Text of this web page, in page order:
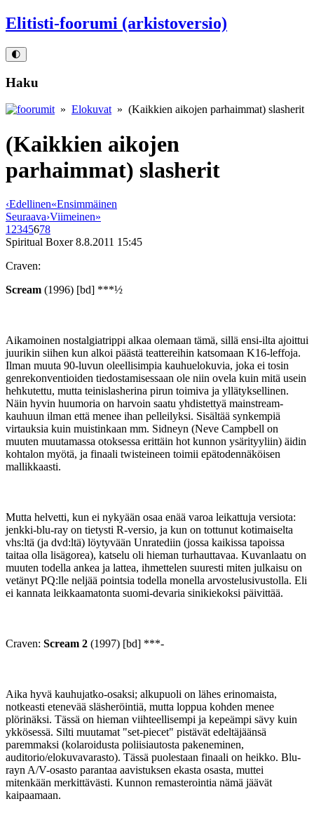
Elitisti-foorumi (arkistoversio)
🌓
Haku
» Elokuvat » (Kaikkien aikojen parhaimmat) slasherit
(Kaikkien aikojen
parhaimmat) slasherit
‹Edellinen«Ensimmäinen
Seuraava›Viimeinen»
1 2345678
Spiritual Boxer 8.8.2011 15:45
Craven:
Scream (1996) [bd] ***½
Aikamoinen nostalgiatrippi alkaa olemaan tämä, sillä ensi-ilta ajoittui
juurikin siihen kun alkoi päästä teattereihin katsomaan K16-leffoja.
Ilman muuta 90-luvun oleellisimpia kauhuelokuvia, joka ei tosin
genrekonventioiden tiedostamisessaan ole niin ovela kuin mitä usein
hehkutettu, mutta teinislasherina pirun toimiva ja yllätyksellinen.
Näin hyvin huumoria on harvoin saatu yhdistettyä mainstream-
kauhuun ilman että menee ihan pelleilyksi. Sisältää synkempiä
virtauksia kuin muistinkaan mm. Sidneyn (Neve Campbell on
muuten muutamassa otoksessa erittäin hot kunnon ysärityyliin) äidin
kohtalon myötä, ja finaali twisteineen toimii epätodennäköisen
mallikkaasti.
Mutta helvetti, kun ei nykyään osaa enää varoa leikattuja versiota:
jenkki-blu-ray on tietysti R-versio, ja kun on tottunut kotimaiselta
vhs:ltä (ja dvd:ltä) löytyvään Unratediin (jossa kaikissa tapoissa
taitaa olla lisägorea), katselu oli hieman turhauttavaa. Kuvanlaatu on
muuten todella ankea ja lattea, ihmettelen suuresti miten julkaisu on
vetänyt PQ:lle neljää pointsia todella monella arvostelusivustolla. Eli
ei kannata leikkaamatonta suomi-devaria sinikiekoksi päivittää.
Craven: Scream 2 (1997) [bd] ***-
Aika hyvä kauhujatko-osaksi; alkupuoli on lähes erinomaista,
notkeasti etenevää släsheröintiä, mutta loppua kohden menee
plörinäksi. Tässä on hieman viihteellisempi ja kepeämpi sävy kuin
ykkösessä. Silti muutamat "set-piecet" pistävät edeltäjäänsä
paremmaksi (kolaroidusta poliisiautosta pakeneminen,
auditorio/elokuvavarasto). Tässä puolestaan finaali on heikko. Blu-
rayn A/V-osasto parantaa aavistuksen ekasta osasta, muttei
mitenkään merkittävästi. Kunnon remasterointia nämä jäävät
kaipaamaan.